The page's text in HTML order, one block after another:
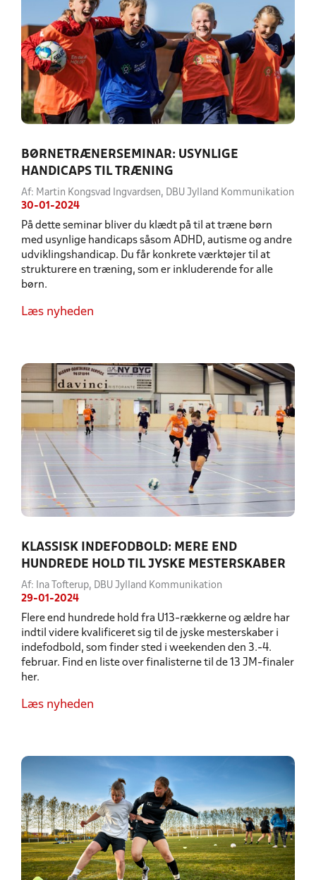
BØRNETRÆNERSEMINAR: USYNLIGE
HANDICAPS TIL TRÆNING
Af: Martin Kongsvad Ingvardsen, DBU Jylland Kommunikation
30-01-2024
På dette seminar bliver du klædt på til at træne børn
med usynlige handicaps såsom ADHD, autisme og andre
udviklingshandicap. Du får konkrete værktøjer til at
strukturere en træning, som er inkluderende for alle
børn.
Læs nyheden
KLASSISK INDEFODBOLD: MERE END
HUNDREDE HOLD TIL JYSKE MESTERSKABER
Af: Ina Tofterup, DBU Jylland Kommunikation
29-01-2024
Flere end hundrede hold fra U13-rækkerne og ældre har
indtil videre kvalificeret sig til de jyske mesterskaber i
indefodbold, som finder sted i weekenden den 3.-4.
februar. Find en liste over finalisterne til de 13 JM-finaler
her.
Læs nyheden